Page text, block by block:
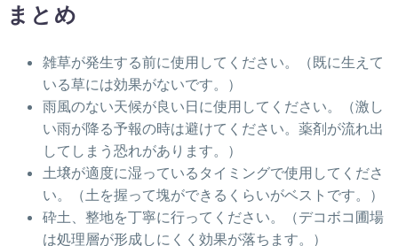
まとめ
雑草が発生する前に使用してください。（既に生えて
いる草には効果がないです。）
雨風のない天候が良い日に使用してください。（激し
い雨が降る予報の時は避けてください。薬剤が流れ出
してしまう恐れがあります。）
土壌が適度に湿っているタイミングで使用してくださ
い。（土を握って塊ができるくらいがベストです。）
砕土、整地を丁寧に行ってください。（デコボコ圃場
は処理層が形成しにくく効果が落ちます。）